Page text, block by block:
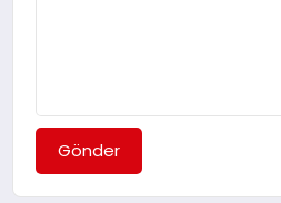
Gönder